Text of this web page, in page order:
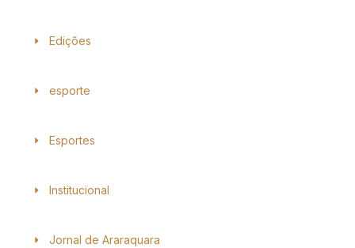
Edições
esporte
Esportes
Institucional
Jornal de Araraquara